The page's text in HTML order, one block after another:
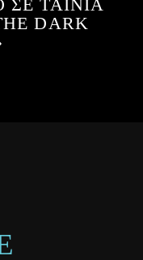
ΣΕ ΤΑΙΝΙΑ
DARK